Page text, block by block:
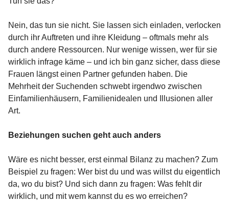
Nein, das tun sie nicht. Sie lassen sich einladen, verlocken
durch ihr Auftreten und ihre Kleidung – oftmals mehr als
durch andere Ressourcen. Nur wenige wissen, wer für sie
wirklich infrage käme – und ich bin ganz sicher, dass diese
Frauen längst einen Partner gefunden haben. Die
Mehrheit der Suchenden schwebt irgendwo zwischen
Einfamilienhäusern, Familienidealen und Illusionen aller
Art.
Beziehungen suchen geht auch anders
Wäre es nicht besser, erst einmal Bilanz zu machen? Zum
Beispiel zu fragen: Wer bist du und was willst du eigentlich
da, wo du bist? Und sich dann zu fragen: Was fehlt dir
wirklich, und mit wem kannst du es wo erreichen?